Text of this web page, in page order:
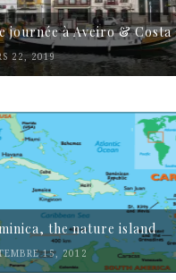
journée à Aveiro & Costa
22, 2019
the nature island
15, 2012